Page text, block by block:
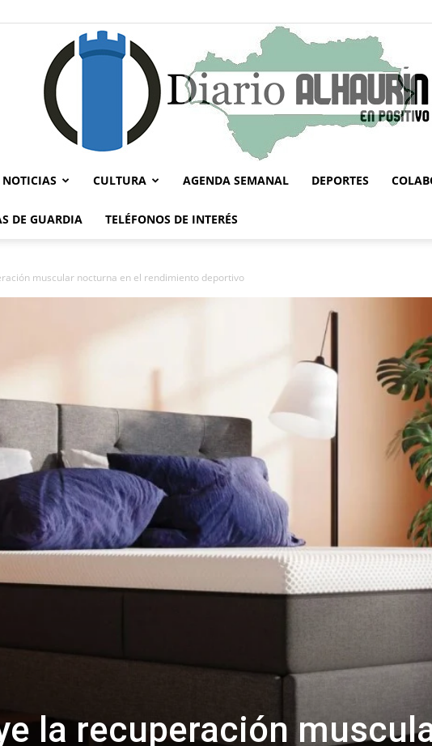
NOTICIAS CULTURA AGENDA SEMANAL DEPORTES
DE GUARDIA TELÉFONOS DE INTERÉS
muscular nocturna en el rendimiento deportivo
la recuperación